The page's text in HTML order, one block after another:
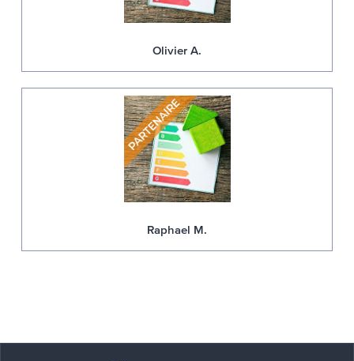
Olivier A.
Raphael M.